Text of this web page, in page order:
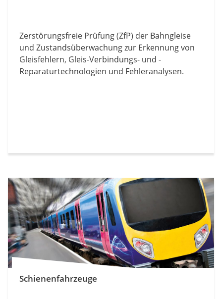
Zerstörungsfreie Prüfung (ZfP) der Bahngleise
und Zustandsüberwachung zur Erkennung von
Gleisfehlern, Gleis-Verbindungs- und -
Reparaturtechnologien und Fehleranalysen.
Schienenfahrzeuge